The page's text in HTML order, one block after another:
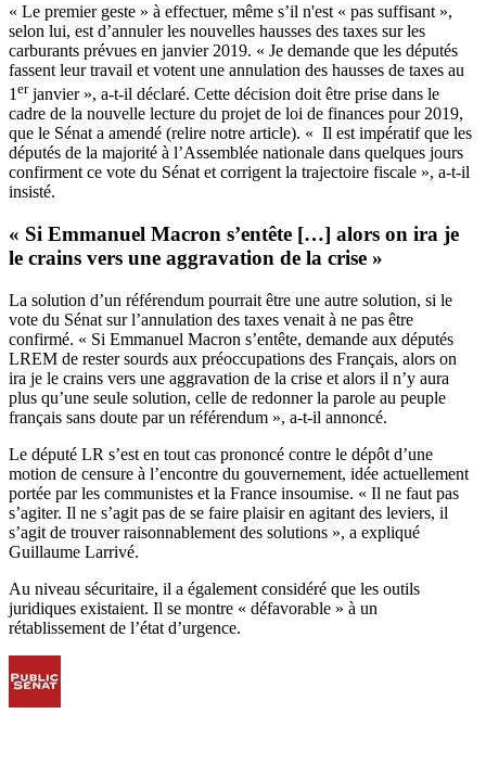
« Le premier geste » à effectuer, même s’il n'est « pas suffisant »,
selon lui, est d’annuler les nouvelles hausses des taxes sur les
carburants prévues en janvier 2019. « Je demande que les députés
fassent leur travail et votent une annulation des hausses de taxes au
1 erjanvier », a-t-il déclaré. Cette décision doit être prise dans le
cadre de la nouvelle lecture du projet de loi de finances pour 2019,
que le Sénat a amendé (relire notre article). « Il est impératif que les
députés de la majorité à l’Assemblée nationale dans quelques jours
confirment ce vote du Sénat et corrigent la trajectoire fiscale », a-t-il
insisté.
« Si Emmanuel Macron s’entête […] alors on ira je
le crains vers une aggravation de la crise »
La solution d’un référendum pourrait être une autre solution, si le
vote du Sénat sur l’annulation des taxes venait à ne pas être
confirmé. « Si Emmanuel Macron s’entête, demande aux députés
LREM de rester sourds aux préoccupations des Français, alors on
ira je le crains vers une aggravation de la crise et alors il n’y aura
plus qu’une seule solution, celle de redonner la parole au peuple
français sans doute par un référendum », a-t-il annoncé.
Le député LR s’est en tout cas prononcé contre le dépôt d’une
motion de censure à l’encontre du gouvernement, idée actuellement
portée par les communistes et la France insoumise. « Il ne faut pas
s’agiter. Il ne s’agit pas de se faire plaisir en agitant des leviers, il
s’agit de trouver raisonnablement des solutions », a expliqué
Guillaume Larrivé.
Au niveau sécuritaire, il a également considéré que les outils
juridiques existaient. Il se montre « défavorable » à un
rétablissement de l’état d’urgence.